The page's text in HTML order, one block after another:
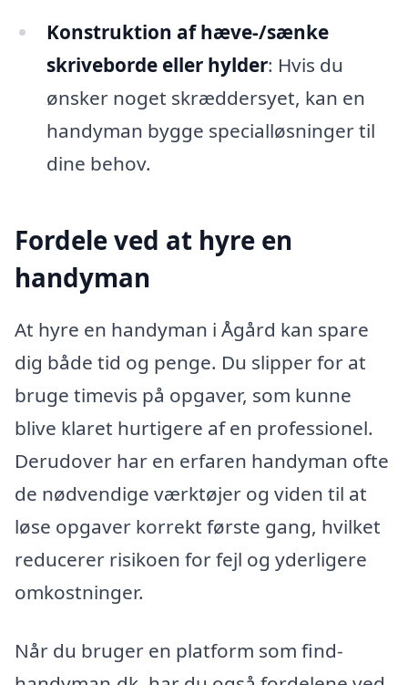
Konstruktion af hæve-/sænke
skriveborde eller hylder: Hvis du
ønsker noget skræddersyet, kan en
handyman bygge specialløsninger til
dine behov.
Fordele ved at hyre en
handyman
At hyre en handyman i Ågård kan spare
dig både tid og penge. Du slipper for at
bruge timevis på opgaver, som kunne
blive klaret hurtigere af en professionel.
Derudover har en erfaren handyman ofte
de nødvendige værktøjer og viden til at
løse opgaver korrekt første gang, hvilket
reducerer risikoen for fejl og yderligere
omkostninger.
Når du bruger en platform som find-